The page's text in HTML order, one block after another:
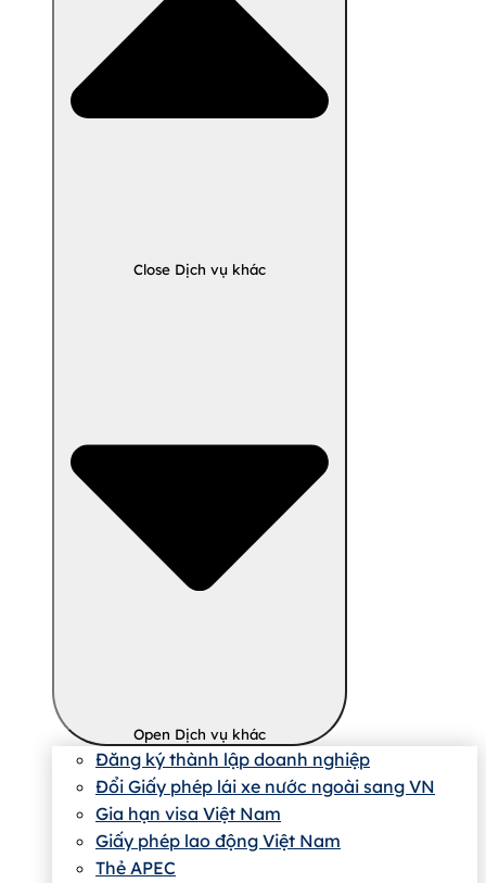
Close Dịch vụ khác
Open Dịch vụ khác
Đăng ký thành lập doanh nghiệp
Đổi Giấy phép lái xe nước ngoài sang VN
Gia hạn visa Việt Nam
Giấy phép lao động Việt Nam
Thẻ APEC